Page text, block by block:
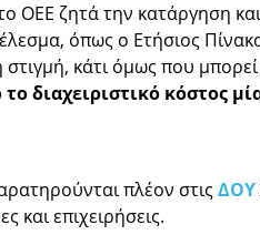
ΟΕΕ ζητά την κατάργηση
όπως ο Ετήσιος
στιγμή, κάτι όμως που
διαχειριστικό κόστος
πλέον στιςΔΟΥ
και επιχειρήσεις.